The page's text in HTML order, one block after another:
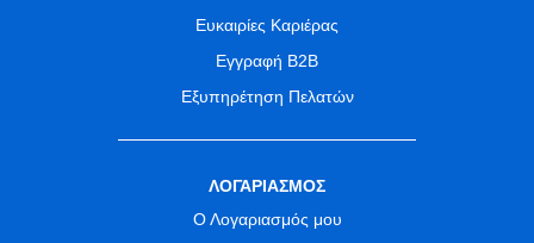
Ευκαιρίες Καριέρας
Εγγραφή B2B
Εξυπηρέτηση Πελατών
ΛΟΓΑΡΙΑΣΜΟΣ
Ο Λογαριασμός μου